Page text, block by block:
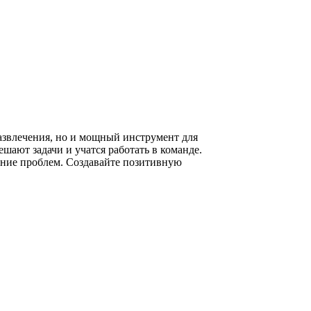
но и мощный инструмент для
задачи и учатся работать в команде.
проблем. Создавайте позитивную